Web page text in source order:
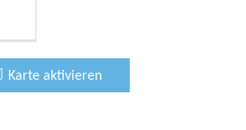
Karte aktivieren